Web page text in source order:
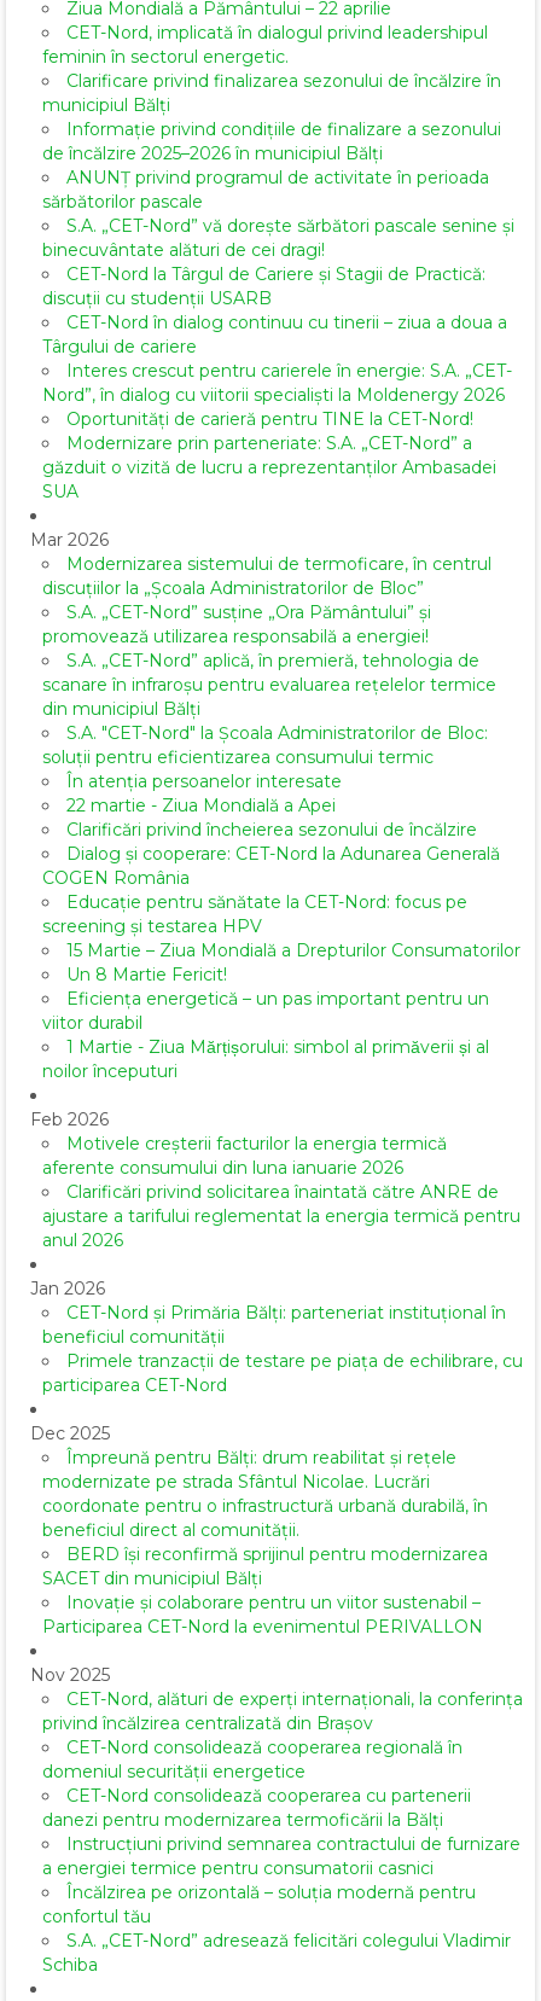
Ziua Mondială a Pământului – 22 aprilie
CET-Nord, implicată în dialogul privind leadershipul
feminin în sectorul energetic.
Clarificare privind finalizarea sezonului de încălzire în
municipiul Bălți
Informație privind condițiile de finalizare a sezonului
de încălzire 2025–2026 în municipiul Bălți
ANUNȚ privind programul de activitate în perioada
sărbătorilor pascale
S.A. „CET-Nord” vă dorește sărbători pascale senine și
binecuvântate alături de cei dragi!
CET-Nord la Târgul de Cariere și Stagii de Practică:
discuții cu studenții USARB
CET-Nord în dialog continuu cu tinerii – ziua a doua a
Târgului de cariere
Interes crescut pentru carierele în energie: S.A. „CET-
Nord”, în dialog cu viitorii specialiști la Moldenergy 2026
Oportunități de carieră pentru TINE la CET-Nord!
Modernizare prin parteneriate: S.A. „CET-Nord” a
găzduit o vizită de lucru a reprezentanților Ambasadei
SUA
Mar 2026
Modernizarea sistemului de termoficare, în centrul
discuțiilor la „Școala Administratorilor de Bloc”
S.A. „CET-Nord” susține „Ora Pământului” și
promovează utilizarea responsabilă a energiei!
S.A. „CET-Nord” aplică, în premieră, tehnologia de
scanare în infraroșu pentru evaluarea rețelelor termice
din municipiul Bălți
S.A. "CET-Nord" la Școala Administratorilor de Bloc:
soluții pentru eficientizarea consumului termic
În atenția persoanelor interesate
22 martie - Ziua Mondială a Apei
Clarificări privind încheierea sezonului de încălzire
Dialog și cooperare: CET-Nord la Adunarea Generală
COGEN România
Educație pentru sănătate la CET-Nord: focus pe
screening și testarea HPV
15 Martie – Ziua Mondială a Drepturilor Consumatorilor
Un 8 Martie Fericit!
Eficiența energetică – un pas important pentru un
viitor durabil
1 Martie - Ziua Mărțișorului: simbol al primăverii și al
noilor începuturi
Feb 2026
Motivele creșterii facturilor la energia termică
aferente consumului din luna ianuarie 2026
Clarificări privind solicitarea înaintată către ANRE de
ajustare a tarifului reglementat la energia termică pentru
anul 2026
Jan 2026
CET-Nord și Primăria Bălți: parteneriat instituțional în
beneficiul comunității
Primele tranzacții de testare pe piața de echilibrare, cu
participarea CET-Nord
Dec 2025
Împreună pentru Bălți: drum reabilitat și rețele
modernizate pe strada Sfântul Nicolae. Lucrări
coordonate pentru o infrastructură urbană durabilă, în
beneficiul direct al comunității.
BERD își reconfirmă sprijinul pentru modernizarea
SACET din municipiul Bălți
Inovație și colaborare pentru un viitor sustenabil –
Participarea CET-Nord la evenimentul PERIVALLON
Nov 2025
CET-Nord, alături de experți internaționali, la conferința
privind încălzirea centralizată din Brașov
CET-Nord consolidează cooperarea regională în
domeniul securității energetice
CET-Nord consolidează cooperarea cu partenerii
danezi pentru modernizarea termoficării la Bălți
Instrucțiuni privind semnarea contractului de furnizare
a energiei termice pentru consumatorii casnici
Încălzirea pe orizontală – soluția modernă pentru
confortul tău
S.A. „CET-Nord” adresează felicitări colegului Vladimir
Schiba